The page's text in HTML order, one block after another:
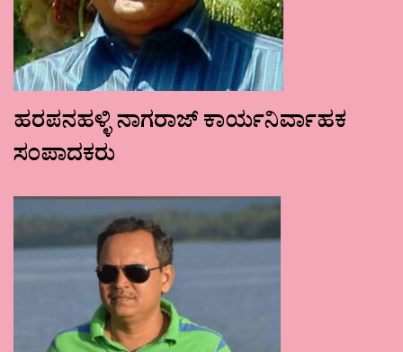
ಹರಪನಹಳ್ಳಿ ನಾಗರಾಜ್ ಕಾರ್ಯನಿರ್ವಾಹಕ
ಸಂಪಾದಕರು